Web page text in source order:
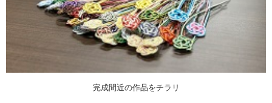
完成間近の作品をチラリ